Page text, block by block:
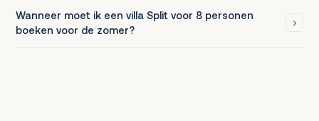
Wanneer moet ik een villa Split voor 8 personen
boeken voor de zomer?